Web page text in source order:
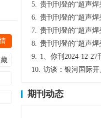
5. 贵刊刊登的“超声焊头的动力学分析与优化设计”，作者lizhiwei，时间2024-12-27，该论文由我本人在机电工程技术2024年第10期公开发表，
6. 贵刊刊登的“超声焊头的动力学分析与优化设计”，作者lizhiwei，时间2024-12-27，该论文由我本人在机电工程技术2024年第10期公开发表，
7. 贵刊刊登的“超声焊头的动力学分析与优化设计”，作者lizhiwei，时间2024-12-27，该论文由我本人在机电工程技术2024年第10期公开发表，
8. 贵刊刊登的“超声焊头的动力学分析与优化设计”，作者lizhiwei，时间2024-12-27，该论文由我本人在机电工程技术2024年第10期公开发表，
9. 1、你刊2024-12-27刊登的“超声焊头的动力学分析与优化设计论文”，是由我本人在“机电工程技术”，在2024年第10期公开发表的，而本刊转载
10. 访谈：银河国际开户「微-97905670-信」上分客服开户电话在线注册现场经理。机械文明荒野生存游戏《荒野起源》超新星测试将于12月18日上午10
期刊动态